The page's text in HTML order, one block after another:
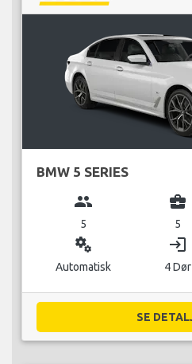
BMW 5 SERIES
group
5
business_center
5
miscellaneous_services
Automatisk
login
4 Dør
SE